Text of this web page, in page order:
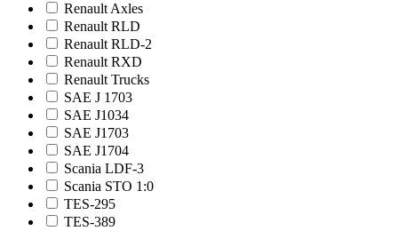
Renault Axles
Renault RLD
Renault RLD-2
Renault RXD
Renault Trucks
SAE J 1703
SAE J1034
SAE J1703
SAE J1704
Scania LDF-3
Scania STO 1:0
TES-295
TES-389